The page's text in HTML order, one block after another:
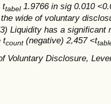
ttabel1.9766 in sig 0.010
wide of voluntary
Liquidity has a significant
tcount(negative) 2,457 <t
Voluntary Disclosure,